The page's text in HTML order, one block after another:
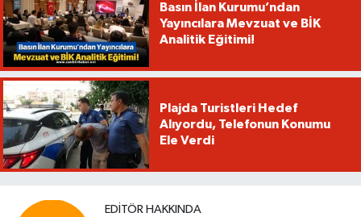
Basın İlan Kurumu’ndan
Yayıncılara Mevzuat ve BİK
Analitik Eğitimi!
Plajda Turistleri Hedef
Alıyordu, Telefonun Konumu
Ele Verdi
EDITÖR HAKKINDA